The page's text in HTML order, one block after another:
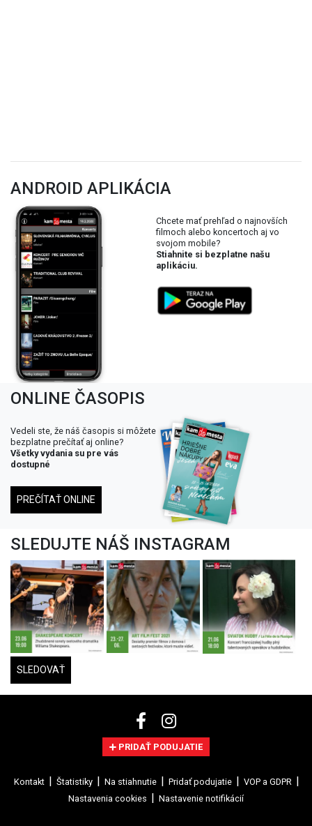
ANDROID APLIKÁCIA
Chcete mať prehľad o najnovších
filmoch alebo koncertoch aj vo
svojom mobile?
Stiahnite si bezplatne našu
aplikáciu.
ONLINE ČASOPIS
Vedeli ste, že náš časopis si môžete
bezplatne prečítať aj online?
Všetky vydania su pre vás
dostupné
PREČÍTAŤ ONLINE
SLEDUJTE NÁŠ INSTAGRAM
SLEDOVAŤ
PRIDAŤ PODUJATIE
Kontakt Štatistiky Na stiahnutie Pridať podujatie
VOP a GDPR
Nastavenia cookies
Nastavenie notifikácií